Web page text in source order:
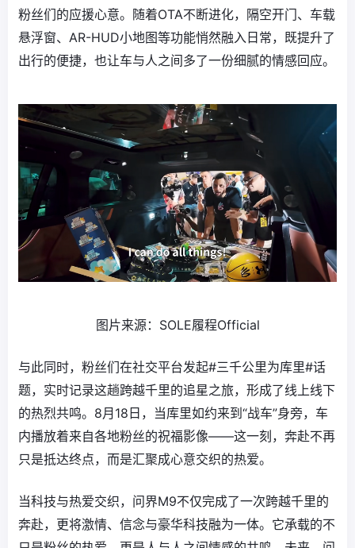
粉丝们的应援心意。随着OTA不断进化，隔空开门、车载
悬浮窗、AR-HUD小地图等功能悄然融入日常，既提升了
出行的便捷，也让车与人之间多了一份细腻的情感回应。
图片来源：SOLE履程Official
与此同时，粉丝们在社交平台发起#三千公里为库里#话
题，实时记录这趟跨越千里的追星之旅，形成了线上线下
的热烈共鸣。8月18日，当库里如约来到“战车”身旁，车
内播放着来自各地粉丝的祝福影像——这一刻，奔赴不再
只是抵达终点，而是汇聚成心意交织的热爱。
当科技与热爱交织，问界M9不仅完成了一次跨越千里的
奔赴，更将激情、信念与豪华科技融为一体。它承载的不